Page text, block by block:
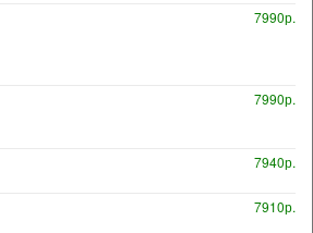
7990р.
7990р.
7940р.
7910р.